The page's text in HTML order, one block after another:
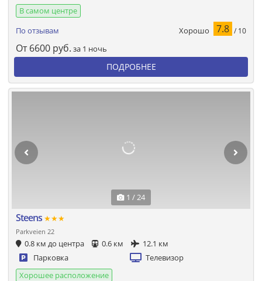
В самом центре
По отзывам
Хорошо 7.8 / 10
От 6600 руб. за 1 ночь
ПОДРОБНЕЕ
1 / 24
Steens ★★★
Parkveien 22
0.8 км до центра 0.6 км
12.1 км
Парковка
Телевизор
Хорошее расположение